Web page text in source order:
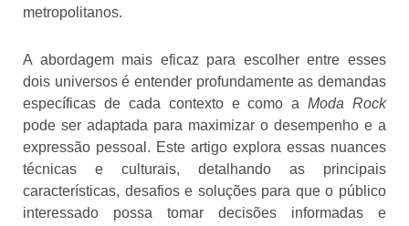
metropolitanos.
A abordagem mais eficaz para escolher entre esses
dois universos é entender profundamente as demandas
específicas de cada contexto e como aModa Rock
pode ser adaptada para maximizar o desempenho e a
expressão pessoal. Este artigo explora essas nuances
técnicas e culturais, detalhando as principais
características, desafios e soluções para que o público
interessado possa tomar decisões informadas e